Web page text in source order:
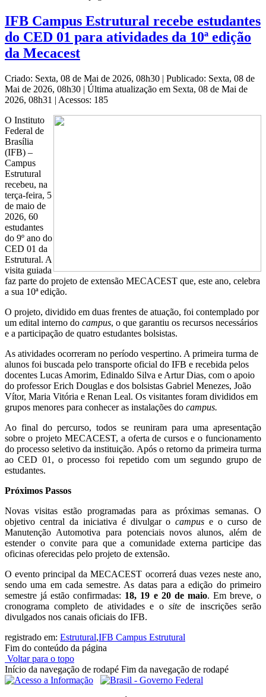
IFB Campus Estrutural recebe estudantes
do CED 01 para atividades da 10ª edição
da Mecacest
Criado: Sexta, 08 de Mai de 2026, 08h30 | Publicado: Sexta, 08 de
Mai de 2026, 08h30 | Última atualização em Sexta, 08 de Mai de
2026, 08h31 | Acessos: 185
O Instituto
Federal de
Brasília
(IFB) –
Campus
Estrutural
recebeu, na
terça-feira, 5
de maio de
2026, 60
estudantes
do 9º ano do
CED 01 da
Estrutural. A
visita guiada
faz parte do projeto de extensão MECACEST que, este ano, celebra
a sua 10ª edição.
O projeto, dividido em duas frentes de atuação, foi contemplado por
um edital interno do campus, o que garantiu os recursos necessários
e a participação de quatro estudantes bolsistas.
As atividades ocorreram no período vespertino. A primeira turma de
alunos foi buscada pelo transporte oficial do IFB e recebida pelos
docentes Lucas Amorim, Edinaldo Silva e Artur Dias, com o apoio
do professor Erich Douglas e dos bolsistas Gabriel Menezes, João
Vítor, Maria Vitória e Renan Leal. Os visitantes foram divididos em
grupos menores para conhecer as instalações do campus.
Ao final do percurso, todos se reuniram para uma apresentação
sobre o projeto MECACEST, a oferta de cursos e o funcionamento
do processo seletivo da instituição. Após o retorno da primeira turma
ao CED 01, o processo foi repetido com um segundo grupo de
estudantes.
Próximos Passos
Novas visitas estão programadas para as próximas semanas. O
objetivo central da iniciativa é divulgar ocampus e o curso de
Manutenção Automotiva para potenciais novos alunos, além de
estender o convite para que a comunidade externa participe das
oficinas oferecidas pelo projeto de extensão.
O evento principal da MECACEST ocorrerá duas vezes neste ano,
sendo uma em cada semestre. As datas para a edição do primeiro
semestre já estão confirmadas: 18, 19 e 20 de maio. Em breve, o
cronograma completo de atividades e o site de inscrições serão
divulgados nos canais oficiais do IFB.
registrado em: Estrutural,IFB Campus Estrutural
Fim do conteúdo da página
Voltar para o topo
Início da navegação de rodapé Fim da navegação de rodapé